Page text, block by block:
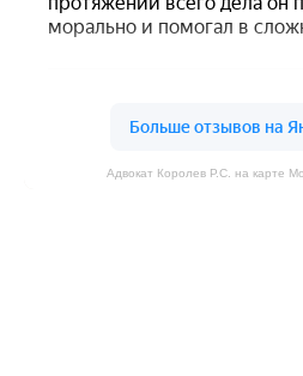
Адвокат Королев Р.С. на карте